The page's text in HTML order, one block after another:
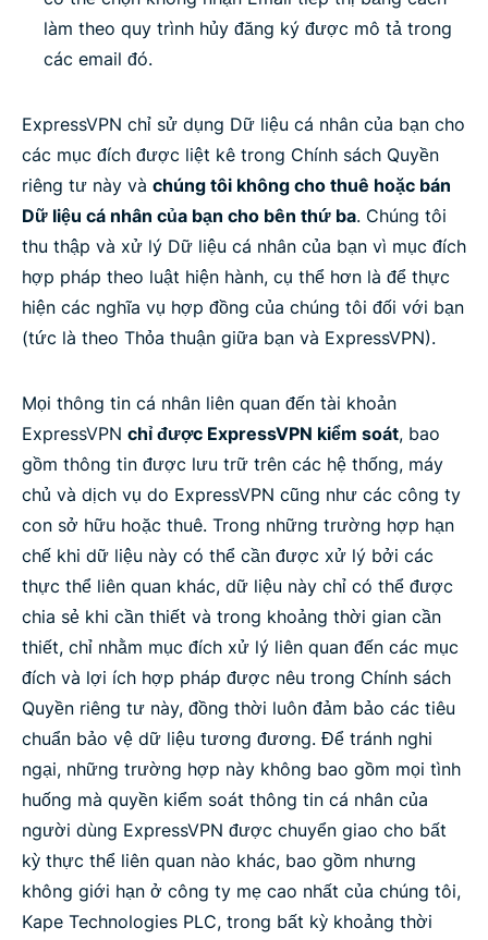
làm theo quy trình hủy đăng ký được mô tả trong
các email đó.
ExpressVPN chỉ sử dụng Dữ liệu cá nhân của bạn cho
các mục đích được liệt kê trong Chính sách Quyền
riêng tư này và chúng tôi không cho thuê hoặc bán
Dữ liệu cá nhân của bạn cho bên thứ ba. Chúng tôi
thu thập và xử lý Dữ liệu cá nhân của bạn vì mục đích
hợp pháp theo luật hiện hành, cụ thể hơn là để thực
hiện các nghĩa vụ hợp đồng của chúng tôi đối với bạn
(tức là theo Thỏa thuận giữa bạn và ExpressVPN).
Mọi thông tin cá nhân liên quan đến tài khoản
ExpressVPN chỉ được ExpressVPN kiểm soát, bao
gồm thông tin được lưu trữ trên các hệ thống, máy
chủ và dịch vụ do ExpressVPN cũng như các công ty
con sở hữu hoặc thuê. Trong những trường hợp hạn
chế khi dữ liệu này có thể cần được xử lý bởi các
thực thể liên quan khác, dữ liệu này chỉ có thể được
chia sẻ khi cần thiết và trong khoảng thời gian cần
thiết, chỉ nhằm mục đích xử lý liên quan đến các mục
đích và lợi ích hợp pháp được nêu trong Chính sách
Quyền riêng tư này, đồng thời luôn đảm bảo các tiêu
chuẩn bảo vệ dữ liệu tương đương. Để tránh nghi
ngại, những trường hợp này không bao gồm mọi tình
huống mà quyền kiểm soát thông tin cá nhân của
người dùng ExpressVPN được chuyển giao cho bất
kỳ thực thể liên quan nào khác, bao gồm nhưng
không giới hạn ở công ty mẹ cao nhất của chúng tôi,
Kape Technologies PLC, trong bất kỳ khoảng thời